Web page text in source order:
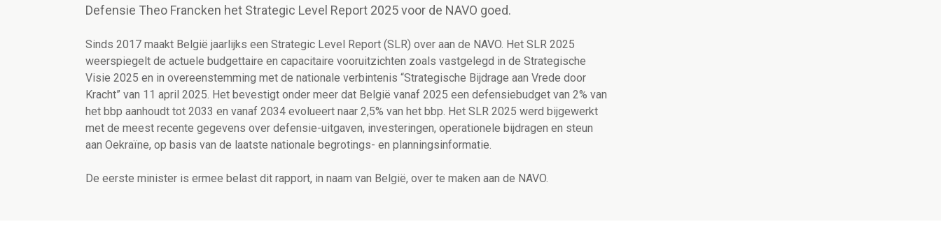
Defensie Theo Francken het Strategic Level Report 2025 voor de NAVO goed.
Sinds 2017 maakt België jaarlijks een Strategic Level Report (SLR) over aan de NAVO. Het SLR 2025
weerspiegelt de actuele budgettaire en capacitaire vooruitzichten zoals vastgelegd in de Strategische
Visie 2025 en in overeenstemming met de nationale verbintenis “Strategische Bijdrage aan Vrede door
Kracht” van 11 april 2025. Het bevestigt onder meer dat België vanaf 2025 een defensiebudget van 2% van
het bbp aanhoudt tot 2033 en vanaf 2034 evolueert naar 2,5% van het bbp. Het SLR 2025 werd bijgewerkt
met de meest recente gegevens over defensie-uitgaven, investeringen, operationele bijdragen en steun
aan Oekraïne, op basis van de laatste nationale begrotings- en planningsinformatie.
De eerste minister is ermee belast dit rapport, in naam van België, over te maken aan de NAVO.